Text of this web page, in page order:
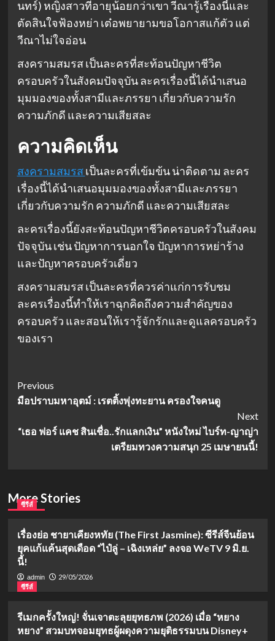
นทร์) หญิงสาวที่อายุน้อยกว่าเขา วีณารู้เรื่องนี้และ
ตัดสินใจฟ้องหย่า เต๋อพยายามขอโอกาสแก้ตัว แต่
วีณาไม่ใจอ่อน
สงครามสมรส เป็นละครที่สะท้อนปัญหาชีวิต
ครอบครัวในสังคมปัจจุบัน ละครเรื่องนี้ได้นำเสนอ
มุมมองของทั้งสามีและภรรยา เกี่ยวกับความรัก
ความภักดี และความเสียสละ
ความคิดเห็น
สงครามสมรสเป็นละครที่เข้มข้น น่าติดตาม ละคร
เรื่องนี้ได้นำเสนอมุมมองของทั้งสามีและภรรยา
เกี่ยวกับความรัก ความภักดี และความเสียสละ
ละครเรื่องนี้ยังสะท้อนปัญหาชีวิตครอบครัวในสังคม
ปัจจุบัน เช่น ปัญหาการนอกใจ ปัญหาการหย่าร้าง
และปัญหาครอบครัวเดี่ยว
สงครามสมรส เป็นละครที่ควรค่าแก่การรับชม
ละครเรื่องนี้ทำให้เราฉุกคิดถึงความสำคัญของ
ครอบครัว และสอนให้เรารู้จักรักและดูแลครอบครัว
ของเรา
Post
Navigation
Previous
มือปราบมหาอุตม์ : เรตติ้งพุ่งทะยาน ครองใจคนดู
Next
“เธอ ฟอร์ แคช สินเชื่อ..รักแลกเงิน” หนังใหม่ ไบร์ท-ญาญ่า
เตรียมทวงความสนุก 25 เมษายนนี้!
More Stories
ซีรีส์
เรื่องย่อ ชายาเคียงหทัย (The First Jasmine): ซีรีส์จีนย้อน
ยุคแก้แค้นสุดเดือด “ไป๋ลู่ – เฉิงเหล่ย” ลงจอ WeTV 9 มิ.ย.
นี้!
admin
29/05/2026
ซีรีส์
รีเมกครั้งใหญ่! จั่นเจาตะลุยยุทธภพ (2026) เมื่อ “หยาง
หยาง” สวมบทจอมยุทธผู้ผดุงความยุติธรรมบน Disney+